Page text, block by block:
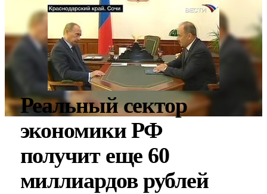
Реальный сектор
экономики РФ
получит еще 60
миллиардов рублей